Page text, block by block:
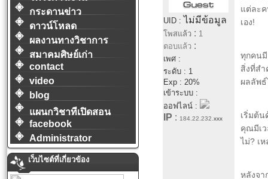
กระดานข่าว
ดาวน์โหลด
ผลงานทางวิชาการ
สมาคมศิษย์เก่า
contact
video
blog
แผนกวิชาทีเปิดสอน
facebook
Administrator
เว็บไซต์ที่เกี่ยวข้อง
UID : ไม่มีข้อมูล
โพสแล้ว : 1
ตอบแล้ว :
เพศ :
ระดับ : 1
Exp : 20%
เข้าระบบ :
ออฟไลน์ :
IP : 184.22.232. xxx
แต่ละ
เอง!
ทุกคน
สิ่งที่ส
ผลลัพธ์
เริ่มต้
คุณมีเว
ไม่? เ
หลังจา